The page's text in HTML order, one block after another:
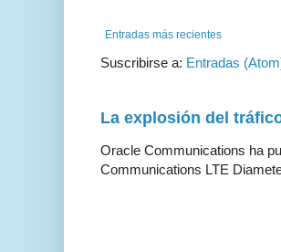
Entradas más recientes
Suscribirse a: Entradas
La explosión del
Oracle Communications ha
Communications LTE